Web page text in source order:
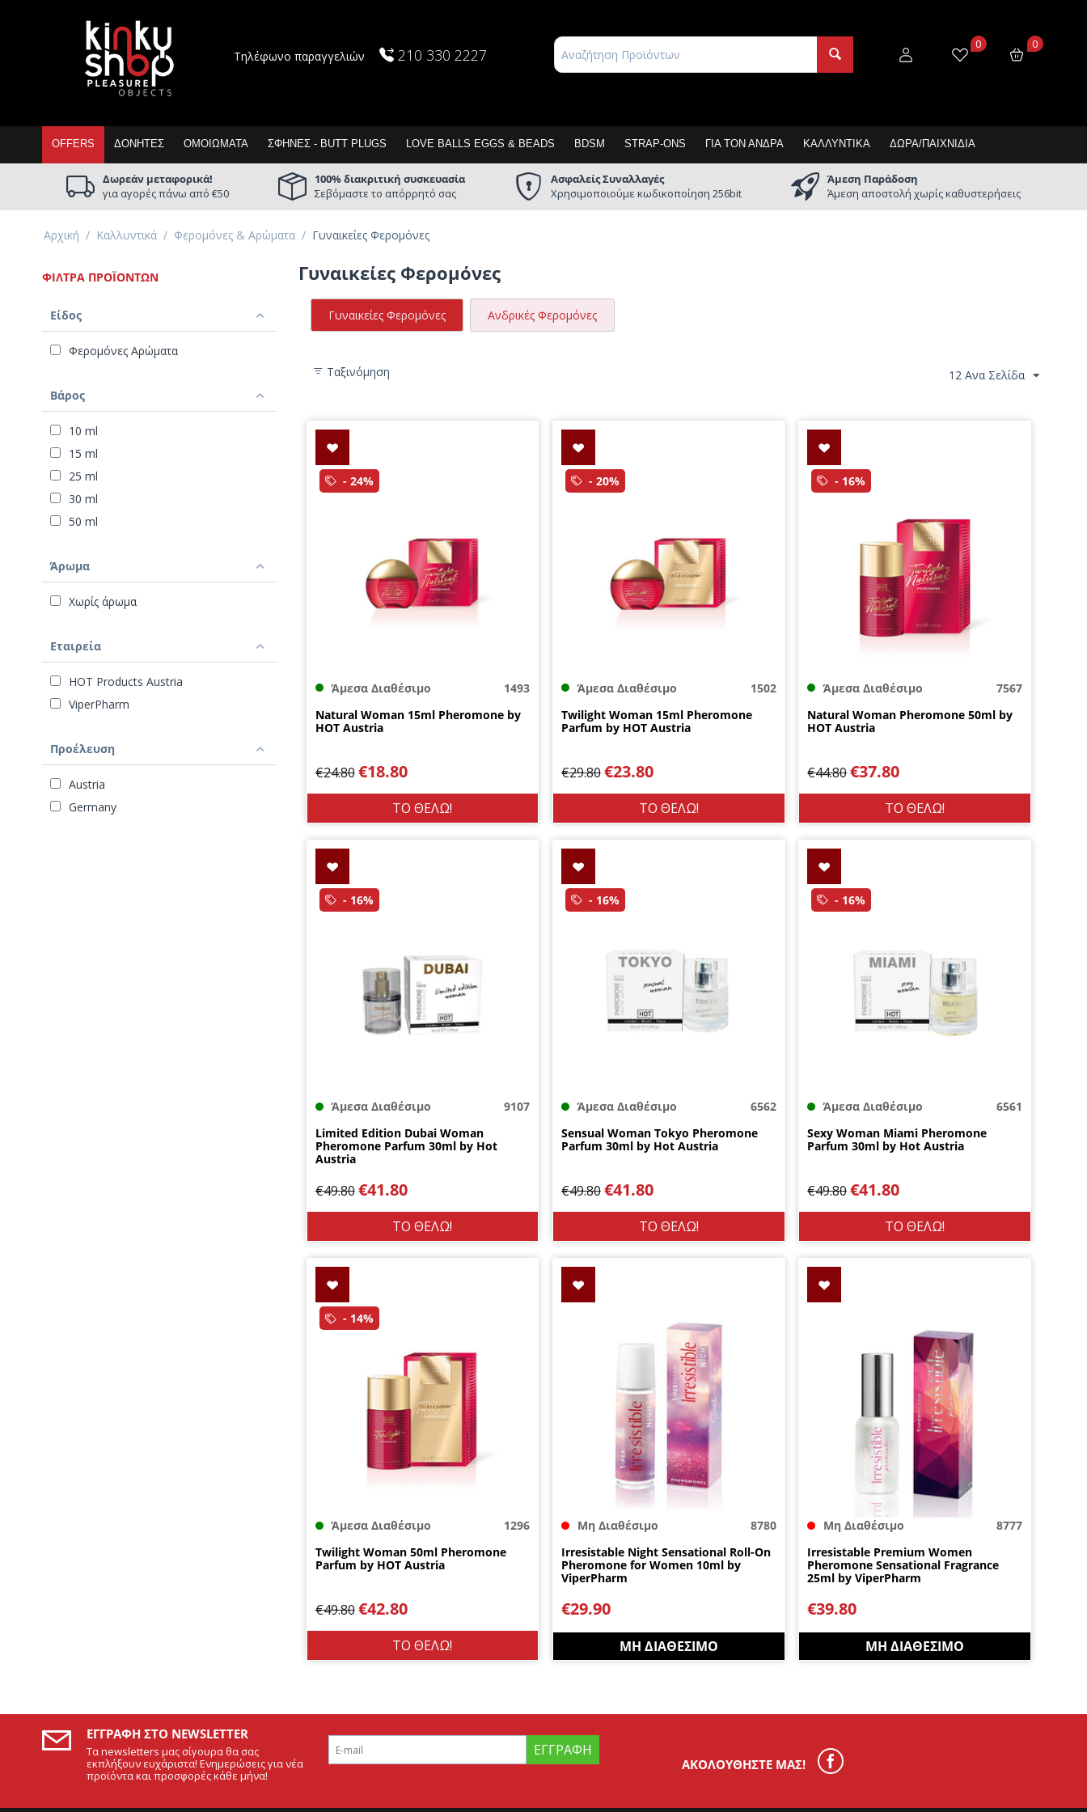
Τηλέφωνο παραγγελιών 210 330 2227
0
0
OFFERS ΔΟΝΗΤΈΣ ΟΜΟΙΏΜΑΤΑ ΣΦΉΝΕΣ - BUTT PLUGS LOVE BALLS EGGS & BEADS BDSM STRAP-ONS ΓΙΑ ΤΟΝ ΆΝΔΡΑ ΚΑΛΛΥΝΤΙΚΆ ΔΏΡΑ/ΠΑΙΧΝΊΔΙΑ
Δωρεάν μεταφορικά!
για αγορές πάνω από €50
100% διακριτική συσκευασία
Σεβόμαστε το απόρρητό σας
Ασφαλείς Συναλλαγές
Χρησιμοποιούμε κωδικοποίηση 256bit
Άμεση Παράδοση
Άμεση αποστολή χωρίς καθυστερήσεις
Αρχική / Καλλυντικά / Φερομόνες & Αρώματα / Γυναικείες Φερομόνες
ΦΊΛΤΡΑ ΠΡΟΪΌΝΤΩΝ
Είδος
Φερομόνες Αρώματα
Βάρος
10 ml
15 ml
25 ml
30 ml
50 ml
Άρωμα
Χωρίς άρωμα
Εταιρεία
HOT Products Austria
ViperPharm
Προέλευση
Austria
Germany
Γυναικείες Φερομόνες
Γυναικείες Φερομόνες Ανδρικές Φερομόνες
Ταξινόμηση 12 Ανα Σελίδα
- 24%
Άμεσα Διαθέσιμο
1493
Natural Woman 15ml Pheromone by
HOT Austria
€24.80 €18.80
ΤΟ ΘΕΛΩ!
- 20%
Άμεσα Διαθέσιμο
1502
Twilight Woman 15ml Pheromone
Parfum by HOT Austria
€29.80€23.80
ΤΟ ΘΕΛΩ!
- 16%
Άμεσα Διαθέσιμο
7567
Natural Woman Pheromone 50ml by
HOT Austria
€44.80€37.80
ΤΟ ΘΕΛΩ!
- 16%
Άμεσα Διαθέσιμο
9107
Limited Edition Dubai Woman
Pheromone Parfum 30ml by Hot
Austria
€49.80 €41.80
ΤΟ ΘΕΛΩ!
- 16%
Άμεσα Διαθέσιμο
6562
Sensual Woman Tokyo Pheromone
Parfum 30ml by Hot Austria
€49.80€41.80
ΤΟ ΘΕΛΩ!
- 16%
Άμεσα Διαθέσιμο
6561
Sexy Woman Miami Pheromone
Parfum 30ml by Hot Austria
€49.80€41.80
ΤΟ ΘΕΛΩ!
- 14%
Άμεσα Διαθέσιμο
1296
Twilight Woman 50ml Pheromone
Parfum by HOT Austria
€49.80 €42.80
ΤΟ ΘΕΛΩ!
Μη Διαθέσιμο
8780
Irresistable Night Sensational Roll-On
Pheromone for Women 10ml by
ViperPharm
€29.90
ΜΗ ΔΙΑΘΈΣΙΜΟ
Μη Διαθέσιμο
8777
Irresistable Premium Women
Pheromone Sensational Fragrance
25ml by ViperPharm
€39.80
ΜΗ ΔΙΑΘΈΣΙΜΟ
ΕΓΓΡΑΦΉ ΣΤΟ NEWSLETTER
Τα newsletters μας σίγουρα θα σας
εκπλήξουν ευχάριστα! Ενημερώσεις για νέα
προϊόντα και προσφορές κάθε μήνα!
ΕΓΓΡΑΦΉ
ΑΚΟΛΟΥΘΉΣΤΕ ΜΑΣ!